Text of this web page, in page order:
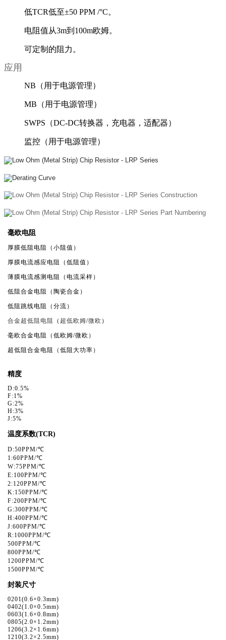
低TCR低至±50 PPM /°C。
电阻值从3m到100m欧姆。
可定制的阻力。
应用
NB（用于电源管理）
MB（用于电源管理）
SWPS（DC-DC转换器，充电器，适配器）
监控（用于电源管理）
毫欧电阻
厚膜低阻电阻（小阻值）
厚膜电流感应电阻（低阻值）
薄膜电流感测电阻（电流采样）
低阻合金电阻（陶瓷合金）
低阻跳线电阻（分流）
合金超低阻电阻 （ 超低欧姆/微欧 ）
毫欧合金电阻（低欧姆/微欧）
超低阻合金电阻（低阻大功率）
精度
D:0.5%
F:1%
G:2%
H:3%
J:5%
温度系数(TCR)
D:50PPM/℃
1:60PPM/℃
W:75PPM/℃
E:100PPM/℃
2:120PPM/℃
K:150PPM/℃
F:200PPM/℃
G:300PPM/℃
H:400PPM/℃
J:600PPM/℃
R:1000PPM/℃
500PPM/℃
800PPM/℃
1200PPM/℃
1500PPM/℃
封装尺寸
0201(0.6×0.3mm)
0402(1.0×0.5mm)
0603(1.6×0.8mm)
0805(2.0×1.2mm)
1206(3.2×1.6mm)
1210(3.2×2.5mm)